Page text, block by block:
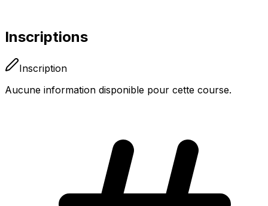
Inscriptions
Inscription
Aucune information disponible pour cette course.